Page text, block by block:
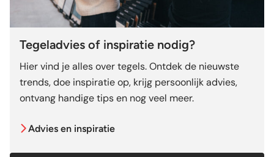
Tegeladvies of inspiratie nodig?
Hier vind je alles over tegels. Ontdek de nieuwste
trends, doe inspiratie op, krijg persoonlijk advies,
ontvang handige tips en nog veel meer.
Advies en inspiratie